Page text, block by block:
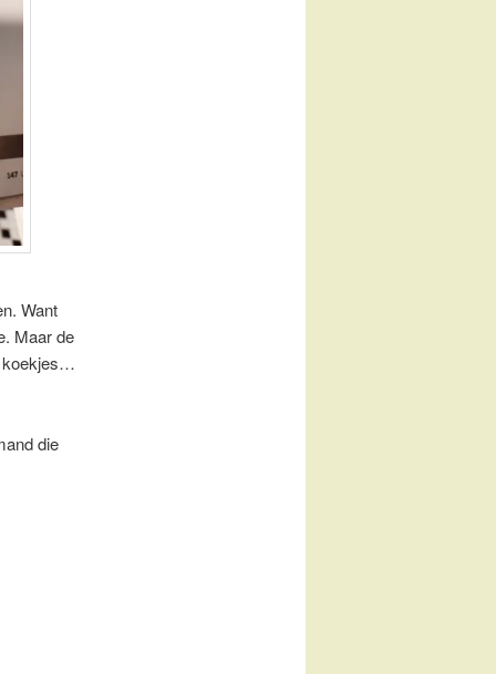
Want
Maar de
koekjes…
die